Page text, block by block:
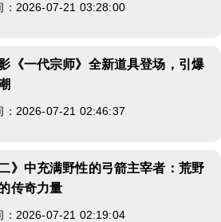
：2026-07-21 03:28:00
《一代宗师》全新道具登场，引爆
：2026-07-21 02:46:37
二》中充满野性的弓箭主宰者：荒野
传奇力量
：2026-07-21 02:19:04